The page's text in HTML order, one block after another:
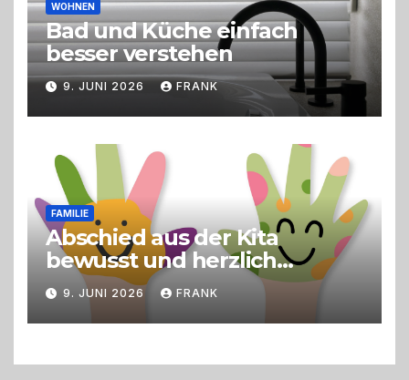
WOHNEN
Bad und Küche einfach
besser verstehen
9. JUNI 2026 FRANK
FAMILIE
Abschied aus der Kita
bewusst und herzlich
gestalten
9. JUNI 2026 FRANK